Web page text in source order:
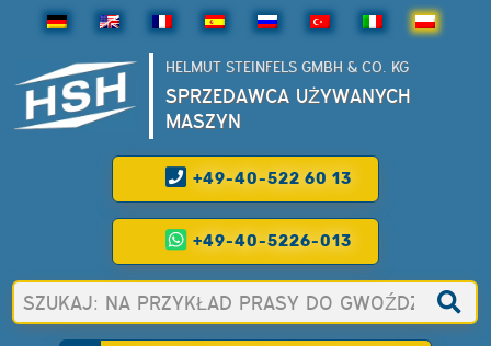
HELMUT STEINFELS GMBH & CO. KG
SPRZEDAWCA UŻYWANYCH
MASZYN
+49-40-522 60 13
+49-40-5226-013